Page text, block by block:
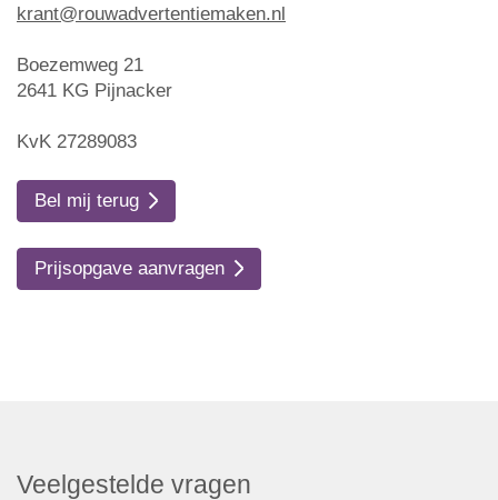
krant@rouwadvertentiemaken.nl
Boezemweg 21
2641 KG Pijnacker
KvK 27289083
Bel mij terug
Prijsopgave aanvragen
Veelgestelde vragen